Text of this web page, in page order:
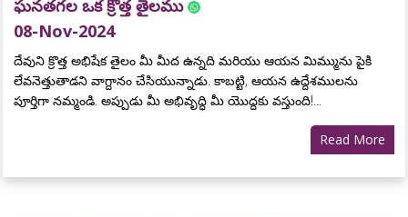
ఘనతగల ఒక క్రొత్త తైలము
08-Nov-2024
దేవుని క్రొత్త అభిషేక తైలం మీ మీద ఉన్నది మరియు ఆయన మిమ్మును పైకి
లేవనెత్తుతాడని వాగ్దానం చేసియున్నాడు. కాబట్టి, ఆయన ఉద్దేశములను
పూర్తిగా నమ్మండి. అప్పుడు మీ అభివృద్ధి మీ యొద్దకు వస్తుంది!...
Read More